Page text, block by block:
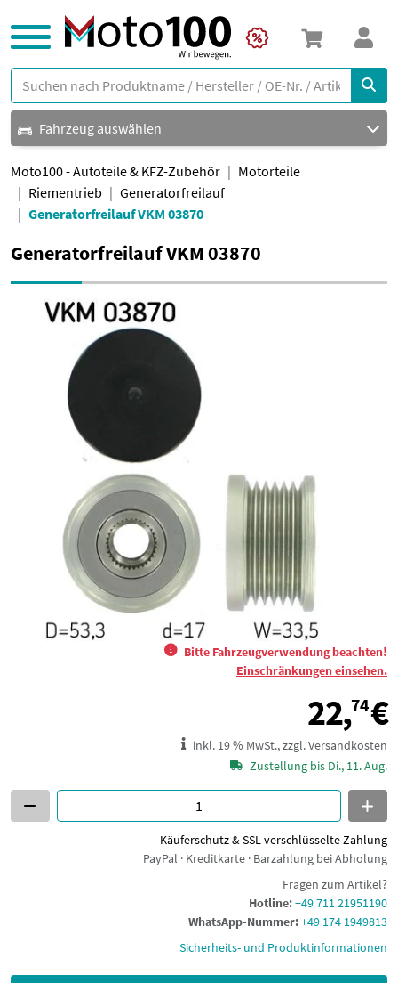
Fahrzeug auswählen
Moto100 - Autoteile & KFZ-Zubehör
Motorteile
Riementrieb
Generatorfreilauf
Generatorfreilauf VKM 03870
Generatorfreilauf VKM 03870
Bitte Fahrzeugverwendung beachten!
Einschränkungen einsehen.
22,74€
inkl. 19 % MwSt., zzgl. Versandkosten
Zustellung bis Di., 11. Aug.
Käuferschutz & SSL-verschlüsselte Zahlung
PayPal · Kreditkarte · Barzahlung bei Abholung
Fragen zum Artikel?
Hotline:+49 711 21951190
WhatsApp-Nummer:+49 174 1949813
Sicherheits- und Produktinformationen